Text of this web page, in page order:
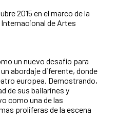
2015 en el marco de la
de Artes
un nuevo desafío para
abordaje diferente, donde
europea. Demostrando,
de sus bailarines y
como una de las
proliferas de la escena